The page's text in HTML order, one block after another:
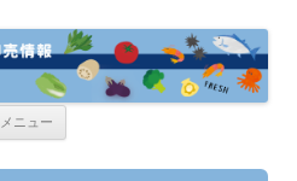
メニュー
ン